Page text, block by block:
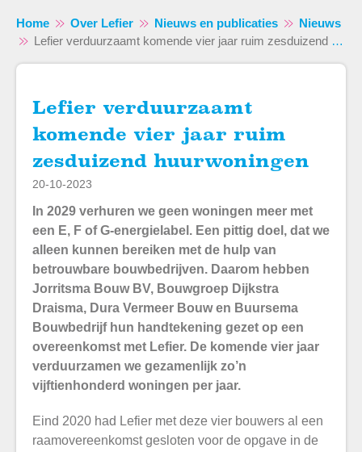
Home Over Lefier Nieuws en publicaties
Nieuws
Lefier verduurzaamt komende vier jaar ruim zesduizend huurwoningen
Lefier verduurzaamt
komende vier jaar ruim
zesduizend huurwoningen
20-10-2023
In 2029 verhuren we geen woningen meer met
een E, F of G-energielabel. Een pittig doel, dat we
alleen kunnen bereiken met de hulp van
betrouwbare bouwbedrijven. Daarom hebben
Jorritsma Bouw BV, Bouwgroep Dijkstra
Draisma, Dura Vermeer Bouw en Buursema
Bouwbedrijf hun handtekening gezet op een
overeenkomst met Lefier. De komende vier jaar
verduurzamen we gezamenlijk zo’n
vijftienhonderd woningen per jaar.
Eind 2020 had Lefier met deze vier bouwers al een
raamovereenkomst gesloten voor de opgave in de